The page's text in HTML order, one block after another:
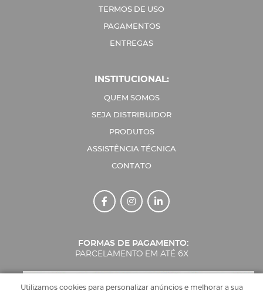
TERMOS DE USO
PAGAMENTOS
ENTREGAS
INSTITUCIONAL:
QUEM SOMOS
SEJA DISTRIBUIDOR
PRODUTOS
ASSISTÊNCIA TÉCNICA
CONTATO
Facebook Ícone
Instagram Ícone
Linkedin Ícone
FORMAS DE PAGAMENTO:
PARCELAMENTO EM ATÉ 6X
Utilizamos cookies para personalizar anúncios e melhorar a sua